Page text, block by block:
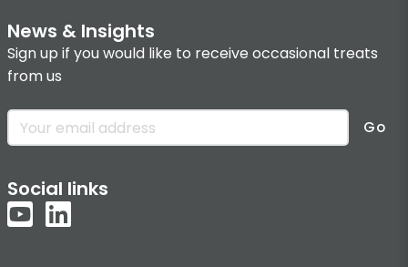
News & Insights
Sign up if you would like to receive occasional treats
from us
Go
Social links